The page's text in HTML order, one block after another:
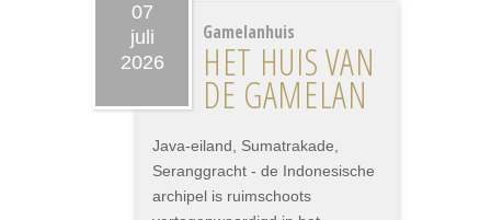
07
juli
2026
Gamelanhuis
HET HUIS VAN
DE GAMELAN
Java-eiland, Sumatrakade,
Seranggracht - de Indonesische
archipel is ruimschoots